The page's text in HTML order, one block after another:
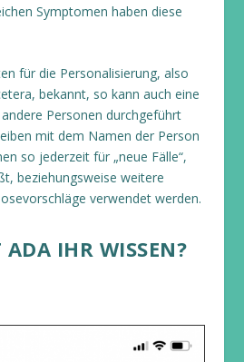
Symptomen haben diese
für die Personalisierung, also
bekannt, so kann auch eine
Personen durchgeführt
mit dem Namen der Person
so jederzeit für „neue Fälle“,
beziehungsweise weitere
verwendet werden.
IHR WISSEN?